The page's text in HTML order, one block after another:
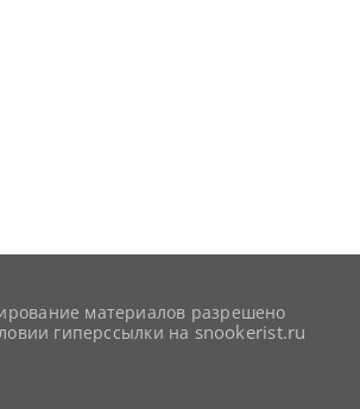
материалов разрешено
гиперссылки на snookerist.ru